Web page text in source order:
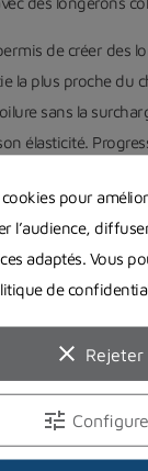
de créer des
la plus proche du
sans la
élasticité.
ainsi le dérapage
pour
l’audience,
adaptés. Vous
de
clear Rejeter
tune